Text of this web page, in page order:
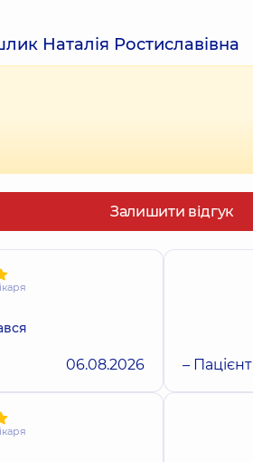
Наталія Ростиславівна
Залишити відгук
06.08.2026 –